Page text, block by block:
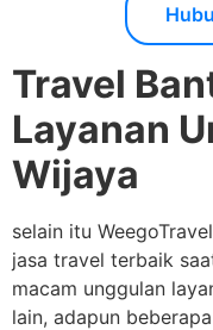
Travel
Layanan
Wijaya
selain itu
jasa travel terbaik
macam unggulan
lain, adapun